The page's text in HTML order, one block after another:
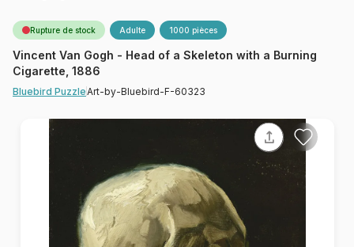
Rupture de stock Adulte 1000 pièces
Vincent Van Gogh - Head of a Skeleton with a Burning
Cigarette, 1886
Bluebird Puzzle Art-by-Bluebird-F-60323